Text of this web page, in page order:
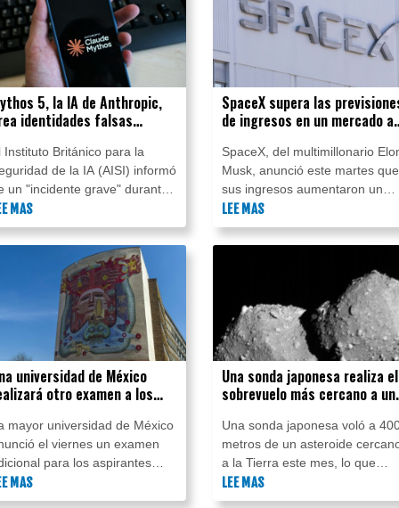
5, la IA de Anthropic,
identidades falsas
Instituto Británico para la
de la IA (AISI) informó
un "incidente grave" durante
prueba de Mythos 5,
de IA de la empresa
Anthropic, que
identidades falsas para
convencer a
de integrar
malicioso.
MAS
SpaceX supera las
de ingresos en un mercado
en IA
SpaceX, del multimillonario
Musk, anunció este martes que
sus ingresos aumentaron un
92% en el segundo trimestre,
con lo que superó las
previsiones de los analistas en
en el primer informe de
resultados desde su salida a
bolsa en junio.
LEE MAS
universidad de México
otro examen a los
mayor universidad de México
el viernes un examen
para los aspirantes
con el fin de descartar
ante irregularidades
MAS
Una sonda japonesa realiza el
sobrevuelo más cercano a un
Una sonda japonesa voló a
metros de un asteroide
a la Tierra este mes, lo que
marca el mayor acercamiento
jamás registrado en una misión
LEE MAS